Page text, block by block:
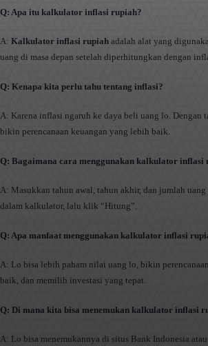
Q: Apa itu kalkulator inflasi rupiah?
A: Kalkulator inflasi rupiah adalah alat yang
uang di masa depan setelah diperhitungkan dengan
Q: Kenapa kita perlu tahu tentang inflasi?
A: Karena inflasi ngaruh ke daya beli uang lo. Dengan
bikin perencanaan keuangan yang lebih baik.
Q: Bagaimana cara menggunakan kalkulator inflasi
A: Masukkan tahun awal, tahun akhir, dan jumlah
dalam kalkulator, lalu klik “Hitung”.
Q: Apa manfaat menggunakan kalkulator inflasi
A: Lo bisa lebih paham nilai uang lo, bikin
baik, dan memilih investasi yang tepat.
Q: Di mana kita bisa menemukan kalkulator inflasi
A: Lo bisa menemukannya di situs Bank Indonesia